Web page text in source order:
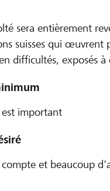
sera entièrement
suisses qui œuvrent
difficultés, exposés
important
et beaucoup